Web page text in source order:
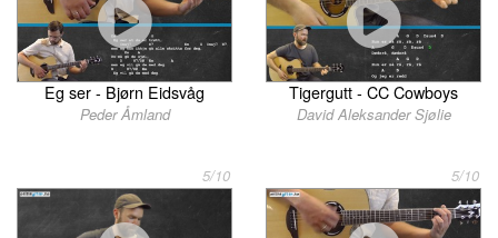
Eg ser - Bjørn Eidsvåg
Peder Åmland
Tigergutt - CC Cowboys
David Aleksander Sjølie
5/10 5/10